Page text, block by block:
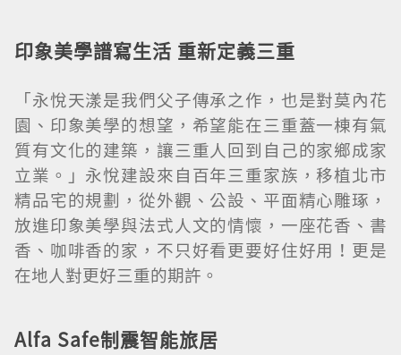
印象美學譜寫生活 重新定義三重
「永悅天漾是我們父子傳承之作，也是對莫內花
園、印象美學的想望，希望能在三重蓋一棟有氣
質有文化的建築，讓三重人回到自己的家鄉成家
立業。」永悅建設來自百年三重家族，移植北市
精品宅的規劃，從外觀、公設、平面精心雕琢，
放進印象美學與法式人文的情懷，一座花香、書
香、咖啡香的家，不只好看更要好住好用！更是
在地人對更好三重的期許。
Alfa Safe制震智能旅居